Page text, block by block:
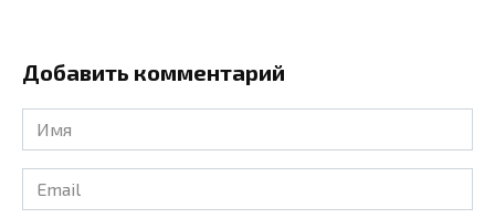
Добавить комментарий
Имя
*
Email
*